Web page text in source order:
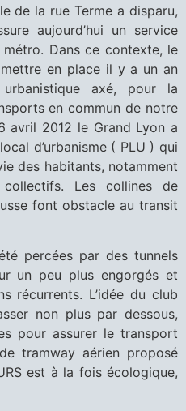
de la rue Terme a disparu,
aujourd’hui un service
métro. Dans ce contexte, le
mettre en place il y a un an
axé, pour la
en commun de notre
avril 2012 le Grand Lyon a
d’urbanisme ( PLU ) qui
des habitants, notamment
Les collines de
font obstacle au transit
percées par des tunnels
un peu plus engorgés et
récurrents. L’idée du club
non plus par dessous,
pour assurer le transport
tramway aérien proposé
est à la fois écologique,